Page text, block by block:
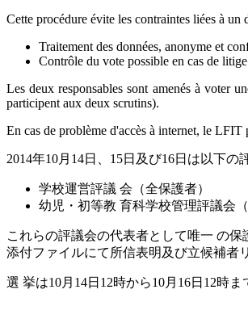
Cette procédure évite les contraintes liées à
Traitement des données, anonyme et
Contrôle du vote possible en cas de
Les deux responsables sont amenés à voter
participent aux deux scrutins).
En cas de problème d'accès à internet, le
2014年10月14日、15日及び16日は以下
学校運営評議 会（全保護者）
幼児・初等教 育科学校管理評議会
これらの評議会の代表者として唯一 の保
添付ファイルにて所信表明及び立候補者
選 挙は10月14日12時から10月16日12時ま